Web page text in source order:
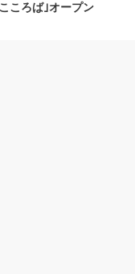
ころば｣オープン